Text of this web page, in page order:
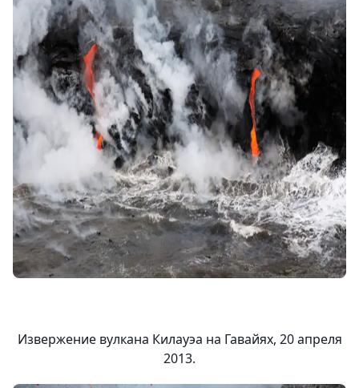
Извержение вулкана Килауэа на Гавайях, 20 апреля
2013.